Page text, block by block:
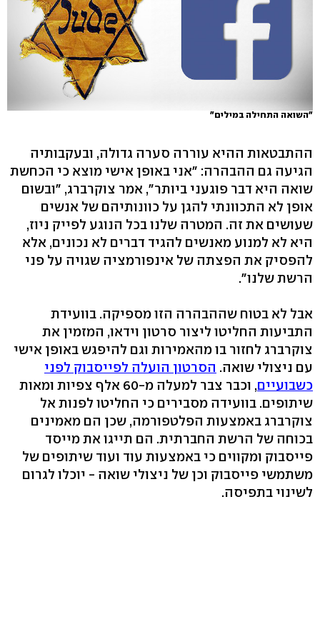
"השואה התחילה במילים"
ההתבטאות ההיא עוררה סערה גדולה, ובעקבותיה
הגיעה גם ההבהרה: "אני באופן אישי מוצא כי הכחשת
שואה היא דבר פוגעני ביותר", אמר צוקרברג, "ובשום
אופן לא התכוונתי להגן על כוונותיהם של אנשים
שעושים את זה. המטרה שלנו בכל הנוגע לפייק ניוז,
היא לא למנוע מאנשים להגיד דברים לא נכונים, אלא
להפסיק את הפצתה של אינפורמציה שגויה על פני
הרשת שלנו".
אבל לא בטוח שההבהרה הזו מספיקה. בוועידת
התביעות החליטו ליצור סרטון וידאו, המזמין את
צוקרברג לחזור בו מהאמירות וגם להיפגש באופן אישי
עם ניצולי שואה. הסרטון הועלה לפייסבוק לפני
כשבועיים
, וכבר צבר למעלה מ-60 אלף צפיות ומאות
שיתופים. בוועידה מסבירים כי החליטו לפנות אל
צוקרברג באמצעות הפלטפורמה, שכן הם מאמינים
בכוחה של הרשת החברתית. הם תייגו את מייסד
פייסבוק ומקווים כי באמצעות עוד ועוד שיתופים של
משתמשי פייסבוק וכן של ניצולי שואה - יוכלו לגרום
לשינוי בתפיסה.